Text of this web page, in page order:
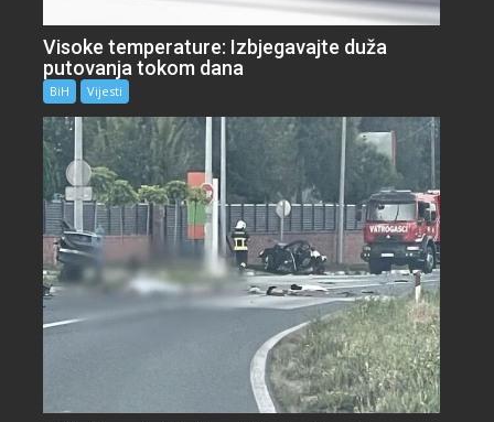
Visoke temperature: Izbjegavajte duža
putovanja tokom dana
BiH Vijesti